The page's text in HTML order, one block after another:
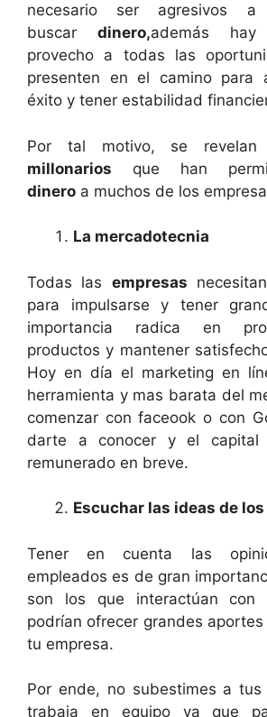
necesario ser agresivos
buscar dinero,además
provecho a todas las
presenten en el camino para
éxito y tener estabilidad
Por tal motivo, se
millonarios que han
dinero a muchos de los
La mercadotecnia
Todas las empresas
para impulsarse y tener
importancia radica en
productos y mantener
Hoy en día el marketing en
herramienta y mas barata del
comenzar con faceook o con
darte a conocer y el capital
remunerado en breve.
Escuchar las ideas de
Tener en cuenta las
empleados es de gran
son los que interactúan
podrían ofrecer grandes
tu empresa.
Por ende, no subestimes a
trabaja en equipo ya que